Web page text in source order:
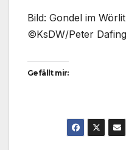
Bild: Gondel im
©KsDW/Peter
Gefällt mir: